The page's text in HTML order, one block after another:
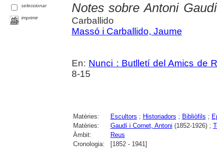
seleccionar
imprimir
Notes sobre Antoni
Carballido
Massó i Carballido, Jaume
En: Nunci : Butlletí del Amics de
8-15
Matèries: Escultors ; Historiadors ; Bibliòfils ;
Matèries:
Gaudí i Cornet, Antoni (1852-1926) ;
Àmbit:
Reus
Cronologia:
[1852 - 1941]